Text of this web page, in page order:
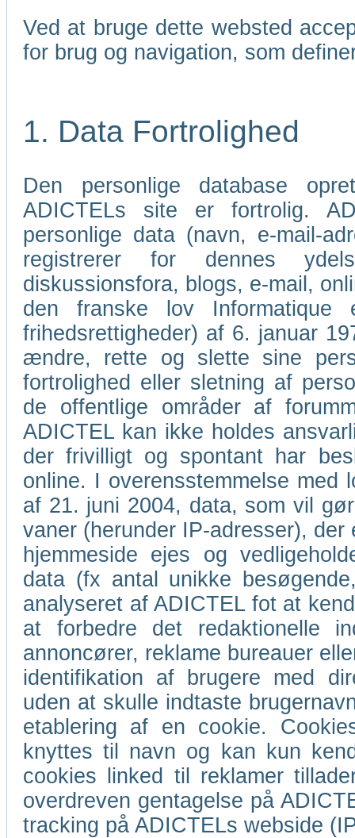
Ved at bruge dette websted
for brug og navigation, som
1. Data Fortrolighed
Den personlige database
ADICTELs site er fortrolig.
personlige data (navn, e-mail-
registrerer for dennes
diskussionsfora, blogs, e-mail,
den franske lov Informatique
frihedsrettigheder) af 6. januar
ændre, rette og slette sine
fortrolighed eller sletning af
de offentlige områder af
ADICTEL kan ikke holdes
der frivilligt og spontant har
online. I overensstemmelse med
af 21. juni 2004, data, som vil
vaner (herunder IP-adresser),
hjemmeside ejes og
data (fx antal unikke
analyseret af ADICTEL fot at
at forbedre det redaktionelle
annoncører, reklame bureauer
identifikation af brugere med
uden at skulle indtaste
etablering af en cookie.
knyttes til navn og kan kun
cookies linked til reklamer
overdreven gentagelse på
tracking på ADICTELs webside